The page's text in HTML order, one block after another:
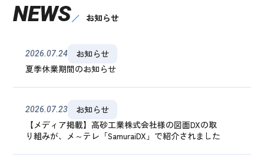
NEWS お知らせ
2026.07.24
お知らせ
夏季休業期間のお知らせ
2026.07.23
お知らせ
【メディア掲載】高砂工業株式会社様の図面DXの取
り組みが、メ～テレ「SamuraiDX」で紹介されました